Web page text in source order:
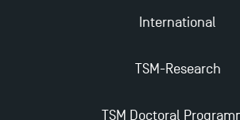
International
TSM-Research
TSM Doctoral